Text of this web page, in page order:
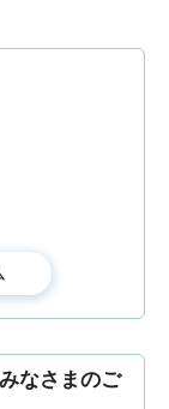
なさまのご